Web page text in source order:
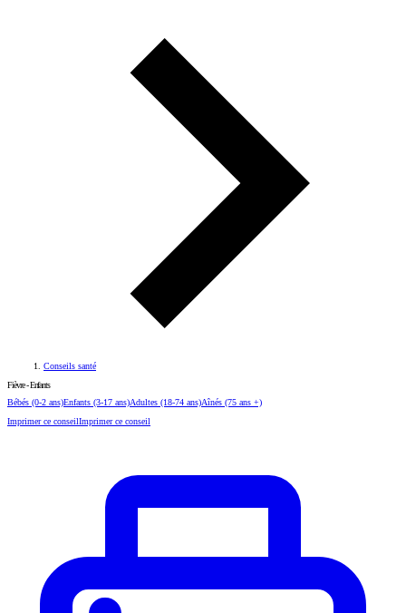
Conseils santé
Fièvre - Enfants
Bébés (0-2 ans)Enfants (3-17 ans)Adultes (18-74 ans)Aînés (75 ans +)
Imprimer ce conseilImprimer ce conseil